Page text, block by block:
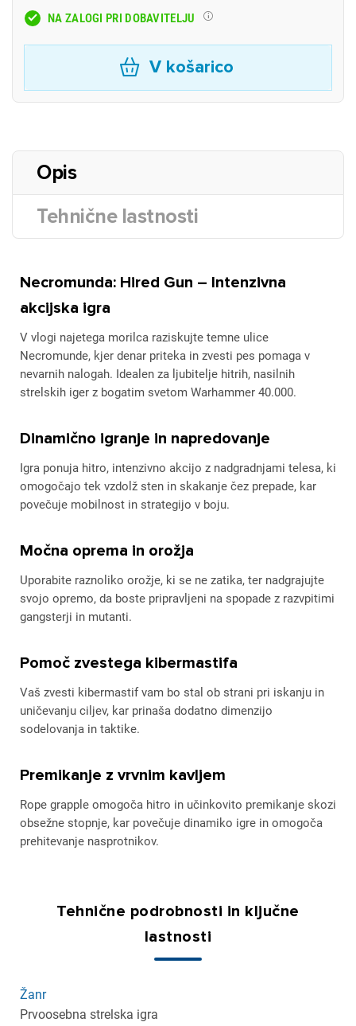
NA ZALOGI PRI DOBAVITELJU
V košarico
Opis
Tehnične lastnosti
Necromunda: Hired Gun – Intenzivna
akcijska igra
V vlogi najetega morilca raziskujte temne ulice
Necromunde, kjer denar priteka in zvesti pes pomaga v
nevarnih nalogah. Idealen za ljubitelje hitrih, nasilnih
strelskih iger z bogatim svetom Warhammer 40.000.
Dinamično igranje in napredovanje
Igra ponuja hitro, intenzivno akcijo z nadgradnjami telesa, ki
omogočajo tek vzdolž sten in skakanje čez prepade, kar
povečuje mobilnost in strategijo v boju.
Močna oprema in orožja
Uporabite raznoliko orožje, ki se ne zatika, ter nadgrajujte
svojo opremo, da boste pripravljeni na spopade z razvpitimi
gangsterji in mutanti.
Pomoč zvestega kibermastifa
Vaš zvesti kibermastif vam bo stal ob strani pri iskanju in
uničevanju ciljev, kar prinaša dodatno dimenzijo
sodelovanja in taktike.
Premikanje z vrvnim kavljem
Rope grapple omogoča hitro in učinkovito premikanje skozi
obsežne stopnje, kar povečuje dinamiko igre in omogoča
prehitevanje nasprotnikov.
Tehnične podrobnosti in ključne
lastnosti
Žanr
Prvoosebna strelska igra